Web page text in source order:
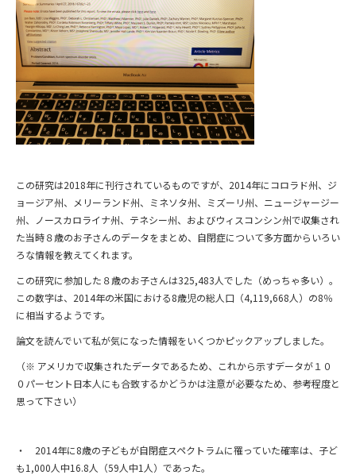
この研究は2018年に刊行されているものですが、2014年にコロラド州、ジ
ョージア州、メリーランド州、ミネソタ州、ミズーリ州、ニュージャージー
州、ノースカロライナ州、テネシー州、およびウィスコンシン州で収集され
た当時８歳のお子さんのデータをまとめ、自閉症について多方面からいろい
ろな情報を教えてくれます。
この研究に参加した８歳のお子さんは325,483人でした（めっちゃ多い）。
この数字は、2014年の米国における8歳児の総人口（4,119,668人）の8％
に相当するようです。
論文を読んでいて私が気になった情報をいくつかピックアップしました。
（※ アメリカで収集されたデータであるため、これから示すデータが１０
０パーセント日本人にも合致するかどうかは注意が必要なため、参考程度と
思って下さい）
・ 2014年に8歳の子どもが自閉症スペクトラムに罹っていた確率は、子ど
も1,000人中16.8人（59人中1人）であった。